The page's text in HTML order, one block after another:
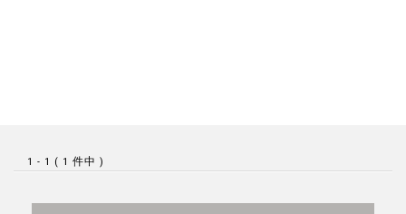
1 - 1 ( 1 件中 )